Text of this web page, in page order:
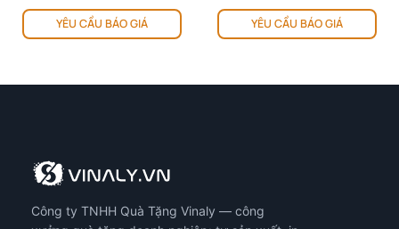
YÊU CẦU BÁO GIÁ YÊU CẦU BÁO GIÁ
Công ty TNHH Quà Tặng Vinaly — công